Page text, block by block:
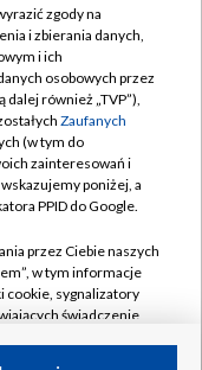
w likwidacji
zgody na
i zbierania danych,
i ich
osobowych przez
dalej również „TVP”),
Zaufanych
(w tym do
zainteresowań i
poniżej, a
PPID do Google.
przez Ciebie naszych
w tym informacje
cookie, sygnalizatory
świadczenie